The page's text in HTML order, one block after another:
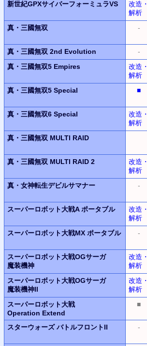
新世紀GPXサイバーフォーミュラVS
改造・
解析
真・三國無双
-
真・三國無双 2nd Evolution
-
真・三國無双5 Empires
改造・
解析
真・三國無双5 Special
■
真・三國無双6 Special
改造・
解析
真・三國無双 MULTI RAID
真・三國無双 MULTI RAID 2
改造・
解析
真・女神転生デビルサマナー
-
スーパーロボット大戦A ポータブル
改造・
解析
スーパーロボット大戦MX ポータブル
-
スーパーロボット大戦OGサーガ
魔装機神
改造・
解析
スーパーロボット大戦OGサーガ
魔装機神II
改造・
解析
スーパーロボット大戦
Operation Extend
■
スターウォーズ バトルフロントII -